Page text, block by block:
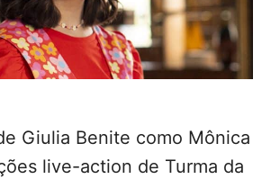
Giulia Benite como Mônica
live-action de Turma da